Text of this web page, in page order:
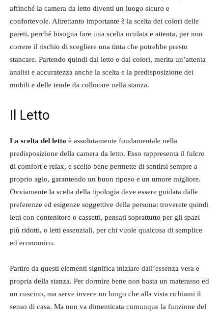
affinché la camera da letto diventi un luogo sicuro e
confortevole. Altrettanto importante è la scelta dei colori delle
pareti, perché bisogna fare una scelta oculata e attenta, per non
correre il rischio di scegliere una tinta che potrebbe presto
stancare. Partendo quindi dal letto e dai colori, merita un’attenta
analisi e accuratezza anche la scelta e la predisposizione dei
mobili e delle tende da collocare nella stanza.
Il Letto
La scelta del letto è assolutamente fondamentale nella
predisposizione della camera da letto. Esso rappresenta il fulcro
di comfort e relax, e scelto bene permette di sentirsi sempre a
proprio agio, garantendo un buon riposo e un umore migliore.
Ovviamente la scelta della tipologia deve essere guidata dalle
preferenze ed esigenze soggettive della persona: troverete quindi
letti con contenitore o cassetti, pensati soprattutto per gli spazi
più ridotti, o letti essenziali, per chi vuole qualcosa di semplice
ed economico.
Partire da questi elementi significa iniziare dall’essenza vera e
propria della stanza. Per dormire bene non basta un materasso ed
un cuscino, ma serve invece un luogo che alla vista richiami il
senso di casa. Ma non va dimenticata comunque la funzione del